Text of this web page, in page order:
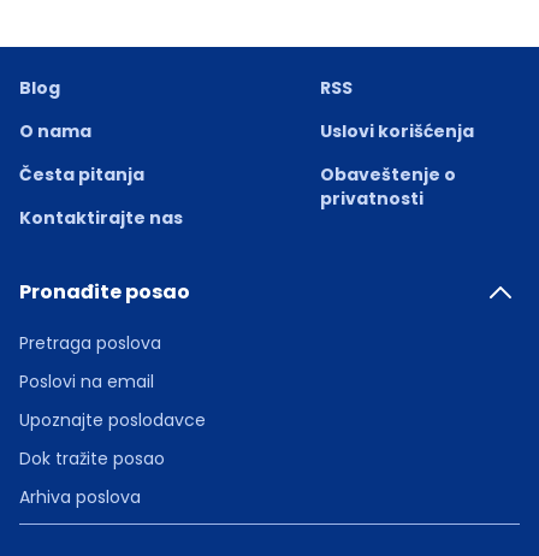
Blog
O nama
Česta pitanja
Kontaktirajte nas
RSS
Uslovi korišćenja
Obaveštenje o
privatnosti
Pronađite posao
Pretraga poslova
Poslovi na email
Upoznajte poslodavce
Dok tražite posao
Arhiva poslova